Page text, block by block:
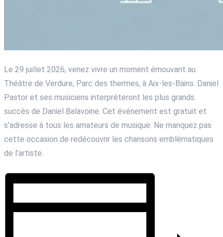
Le 29 juillet 2026, venez vivre un moment émouvant au
Théâtre de Verdure, Parc des thermes, à Aix-les-Bains. Daniel
Pastor et ses musiciens interpréteront les plus grands
succès de Daniel Balavoine. Cet événement est gratuit et
s’adresse à tous les amateurs de musique. Ne manquez pas
cette occasion de redécouvrir les chansons emblématiques
de l’artiste.